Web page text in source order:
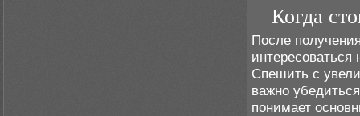
Когда
После
Спешить с
важно
понимает